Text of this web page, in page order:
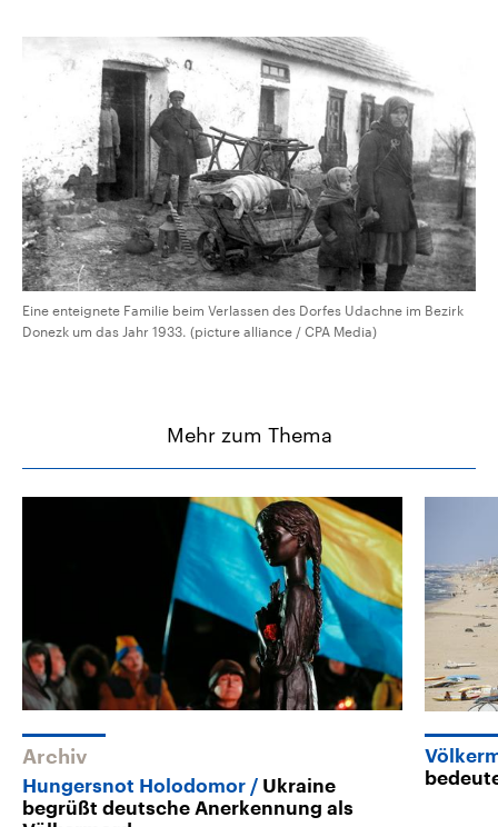
Eine enteignete Familie beim Verlassen des Dorfes Udachne im Bezirk
Donezk um das Jahr 1933. (picture alliance / CPA Media)
Mehr zum Thema
Archiv
Hungersnot Holodomor
Ukraine
begrüßt deutsche Anerkennung als